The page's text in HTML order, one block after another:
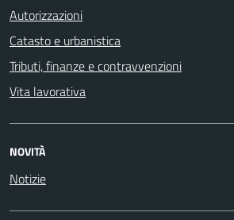
Autorizzazioni
Catasto e urbanistica
Tributi, finanze e contravvenzioni
Vita lavorativa
NOVITÀ
Notizie